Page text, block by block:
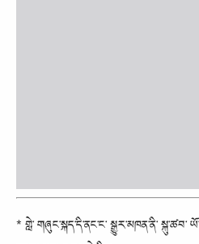
* གླེ་ གཞུང་སྐད་དི་ནང་ང་ སྒྱུར་མཁན་ནི་ སྐུ་ཚབ་